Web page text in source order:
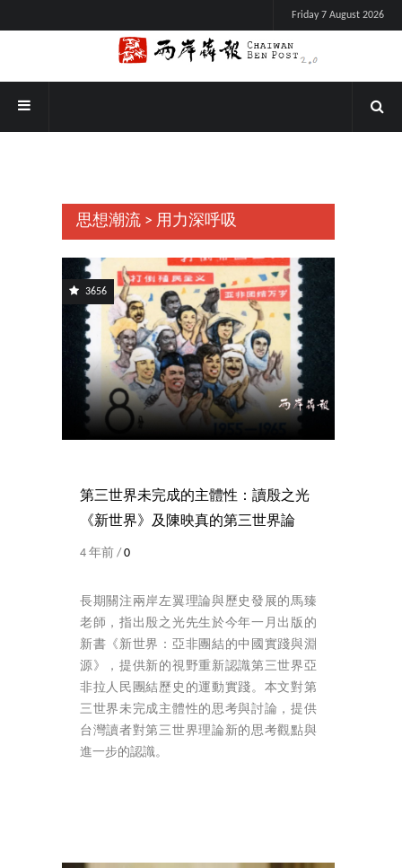
Friday 7 August 2026
思想潮流 > 用力深呼吸
3656
第三世界未完成的主體性：讀殷之光
《新世界》及陳映真的第三世界論
4 年前 /0
長期關注兩岸左翼理論與歷史發展的馬臻
老師，指出殷之光先生於今年一月出版的
新書《新世界：亞非團結的中國實踐與淵
源》，提供新的視野重新認識第三世界亞
非拉人民團結歷史的運動實踐。本文對第
三世界未完成主體性的思考與討論，提供
台灣讀者對第三世界理論新的思考觀點與
進一步的認識。